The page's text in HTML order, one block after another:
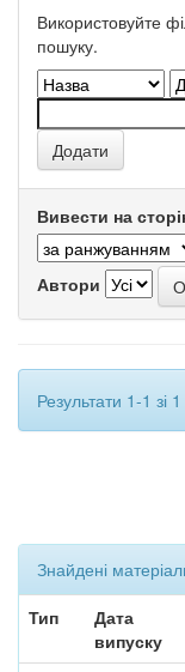
Використовуйте
пошуку.
Вивести на
Автори
Результати 1-1 зі
Знайдені
Тип
Дата
випуску